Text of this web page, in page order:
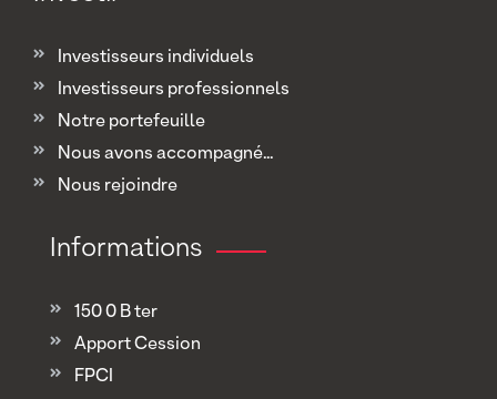
Investisseurs individuels
Investisseurs professionnels
Notre portefeuille
Nous avons accompagné...
Nous rejoindre
Informations
150 0 B ter
Apport Cession
FPCI